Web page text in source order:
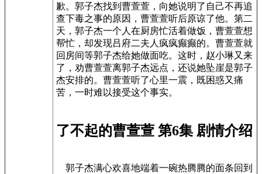
歉。郭子杰找到曹萱萱，向她说明了自己不再追
查下毒之事的原因，曹萱萱听后原谅了他。第二
天，郭子杰一个人在厨房忙活着做饭，曹萱萱想
帮忙，却发现吕府二夫人疯疯癫癫的。曹萱萱就
回房间等郭子杰给她做面吃。这时，赵小琳又来
了，劝曹萱萱离郭子杰远点，还说她坠崖是郭子
杰安排的。曹萱萱听了心里一震，既困惑又痛
苦，一时难以接受这个事实。
了不起的曹萱萱 第6集 剧情介绍
郭子杰满心欢喜地端着一碗热腾腾的面条回到